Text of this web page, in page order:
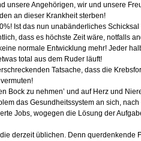
unsere Angehörigen, wir und unsere
an dieser Krankheit sterben!
Ist das nun unabänderliches
dass es höchste Zeit wäre, notfalls
normale Entwicklung mehr! Jeder
total aus dem Ruder läuft!
Tatsache, dass die
Bock zu nehmen’ und auf Herz und
das Gesundheitssystem an sich,
Jobs, wogegen die Lösung der
derzeit üblichen. Denn querdenkende